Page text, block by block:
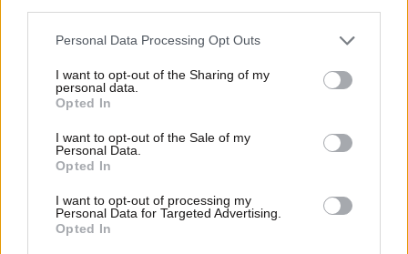
Please note that this website/app uses one or more Google
not limited to your visit or usage behaviour. You may click to
grant or deny consent to Google and its third-party tags to
use your data for below specified purposes in below Google
consent section.
Personal Data Processing Opt Outs
I want to opt-out of the Sharing of my
personal data.
Opted In
I want to opt-out of the Sale of my
Personal Data.
Opted In
I want to opt-out of processing my
Personal Data for Targeted Advertising.
Opted In